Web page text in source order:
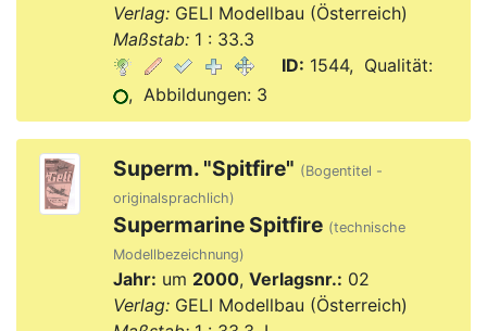
Verlag:GELI Modellbau (Österreich)
Maßstab:1 : 33.3
ID: 1544, Qualität:
, Abbildungen: 3
Superm. "Spitfire" (Bogentitel -
originalsprachlich)
Supermarine Spitfire (technische
Modellbezeichnung)
Jahr: um 2000, Verlagsnr.: 02
Verlag:GELI Modellbau (Österreich)